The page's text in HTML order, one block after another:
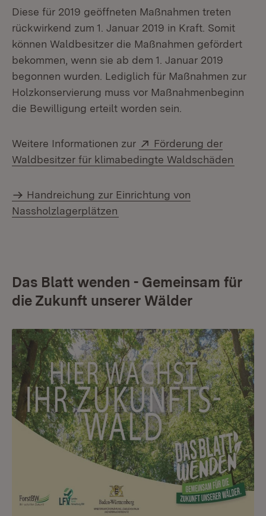
Diese für 2019 geöffneten Maßnahmen treten
rückwirkend zum 1. Januar 2019 in Kraft. Somit
können Waldbesitzer die Maßnahmen gefördert
bekommen, wenn sie ab dem 1. Januar 2019
begonnen wurden. Lediglich für Maßnahmen zur
Holzkonservierung muss vor Maßnahmenbeginn
die Bewilligung erteilt worden sein.
Weitere Informationen zur Extern:
Förderung der
Waldbesitzer für klimabedingte Waldschäden
Handreichung zur Einrichtung von
Nassholzlagerplätzen
Das Blatt wenden - Gemeinsam für
die Zukunft unserer Wälder